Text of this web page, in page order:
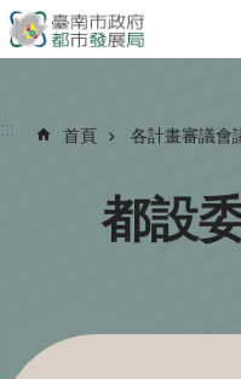
跳到主要內容區塊
::: 首頁 各計畫審議會
都設